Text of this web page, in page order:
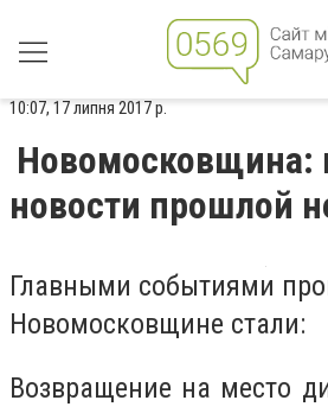
10:07, 17 липня 2017 р.
Новомосковщина:
новости прошлой
Главными событиями
Новомосковщине стали:
Возвращение на место